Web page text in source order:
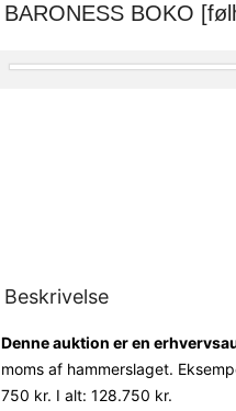
BARONESS BOKO
Beskrivelse
Denne auktion er en
moms af hammerslaget.
750 kr. I alt: 128.750 kr.